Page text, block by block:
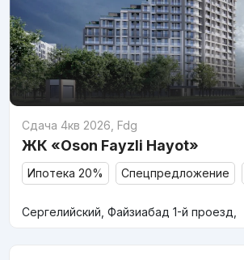
Сдача 4кв 2026 Fdg
ЖК «Oson Fayzli Hayot»
Ипотека 20% Спецпредложение
Сергелийский, Файзиабад 1-й проезд,